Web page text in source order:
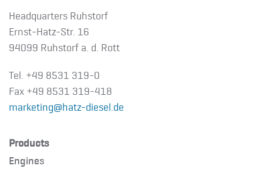
Headquarters Ruhstorf
Ernst-Hatz-Str. 16
94099 Ruhstorf a. d. Rott
Tel. +49 8531 319-0
Fax +49 8531 319-418
marketing@hatz-diesel.de
Products
Engines